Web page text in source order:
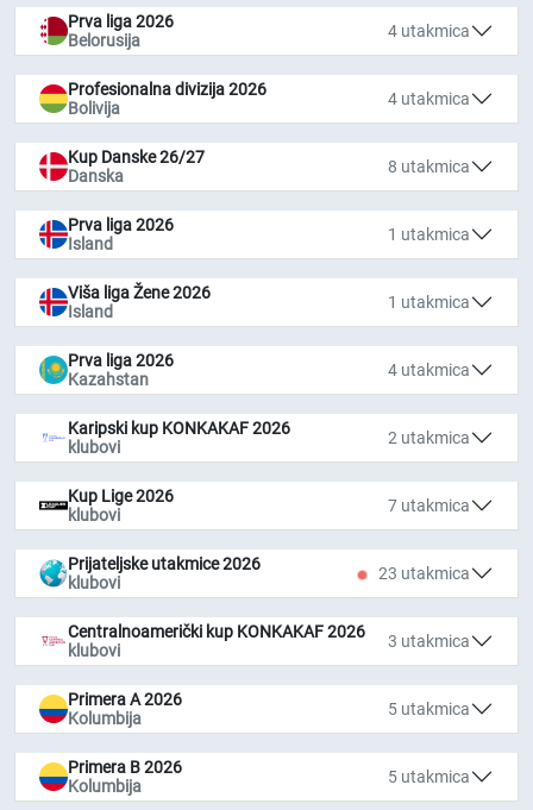
Prva liga 2026
Belorusija
4 utakmica
Profesionalna divizija 2026
Bolivija
4 utakmica
Kup Danske 26/27
Danska
8 utakmica
Prva liga 2026
Island
1 utakmica
Viša liga Žene 2026
Island
1 utakmica
Prva liga 2026
Kazahstan
4 utakmica
Karipski kup KONKAKAF 2026
klubovi
2 utakmica
Kup Lige 2026
klubovi
7 utakmica
Prijateljske utakmice 2026
klubovi
23 utakmica
Centralnoamerički kup KONKAKAF 2026
klubovi
3 utakmica
Primera A 2026
Kolumbija
5 utakmica
Primera B 2026
Kolumbija
5 utakmica